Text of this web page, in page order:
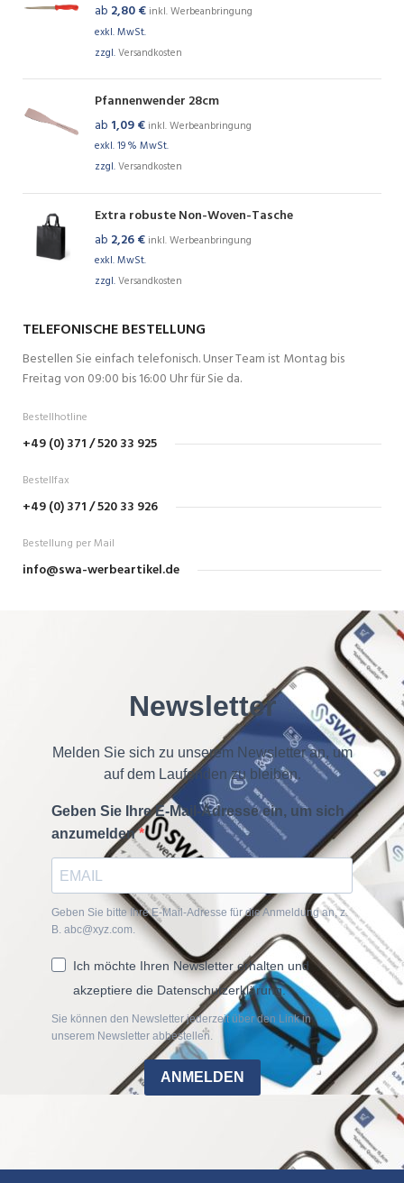
ab 2,80€ inkl. Werbeanbringung
exkl. MwSt.
zzgl.Versandkosten
Pfannenwender 28cm
ab 1,09€ inkl. Werbeanbringung
exkl. 19 % MwSt.
zzgl.Versandkosten
Extra robuste Non-Woven-Tasche
ab 2,26€ inkl. Werbeanbringung
exkl. MwSt.
zzgl.Versandkosten
TELEFONISCHE BESTELLUNG
Bestellen Sie einfach telefonisch. Unser Team ist Montag bis
Freitag von 09:00 bis 16:00 Uhr für Sie da.
Bestellhotline
+49 (0) 371 / 520 33 925
Bestellfax
+49 (0) 371 / 520 33 926
Bestellung per Mail
info@swa-werbeartikel.de
Newsletter
Melden Sie sich zu unserem Newsletter an, um
auf dem Laufenden zu bleiben.
Geben Sie Ihre E-Mail-Adresse ein, um sich
anzumelden
Geben Sie bitte Ihre E-Mail-Adresse für die Anmeldung an, z.
B. abc@xyz.com.
Ich möchte Ihren Newsletter erhalten und
akzeptiere die Datenschutzerklärung.
Sie können den Newsletter jederzeit über den Link in
unserem Newsletter abbestellen.
ANMELDEN